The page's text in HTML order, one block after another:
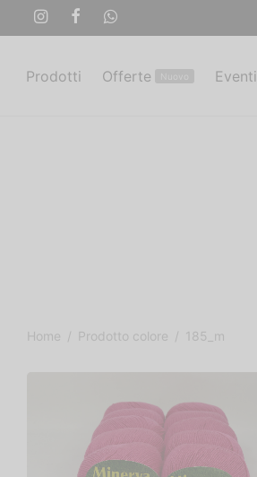
Prodotti Offerte Eventi
Home / Prodotto colore / 185_m
MINERVA TINTA UNITA –
CONFEZIONE DA 500GR.